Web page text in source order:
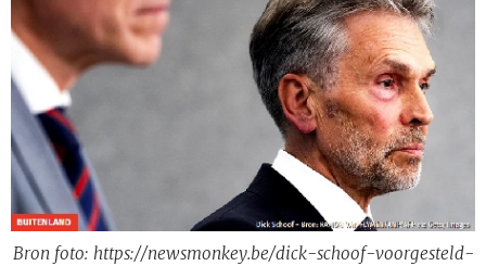
Bron foto: https://newsmonkey.be/dick-schoof-voorgesteld-